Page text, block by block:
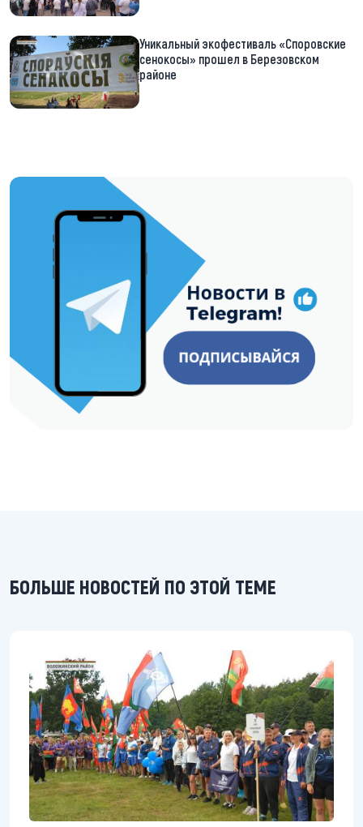
Уникальный экофестиваль «Споровские
сенокосы» прошел в Березовском
районе
https://t.me/minskctvby
БОЛЬШЕ НОВОСТЕЙ ПО ЭТОЙ ТЕМЕ